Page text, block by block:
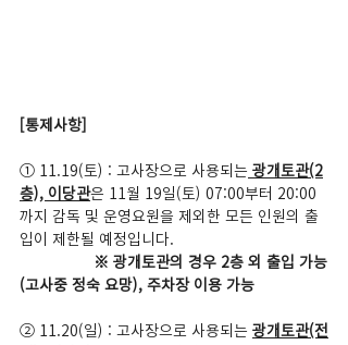
[통제사항]
① 11.19(토) : 고사장으로 사용되는 광개토관(2
층), 이당관은 11월 19일(토) 07:00부터 20:00
까지 감독 및 운영요원을 제외한 모든 인원의 출
입이 제한될 예정입니다.
※ 광개토관의 경우 2층 외 출입 가능
(고사중 정숙 요망), 주차장 이용 가능
② 11.20(일) : 고사장으로 사용되는 광개토관(전